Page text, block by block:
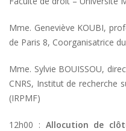
Mme. Geneviève KOUBI,
de Paris 8, Coorganisatrice
Mme. Sylvie BOUISSOU,
CNRS, Institut de recherche
(IRPMF)
12h00 : Allocution de